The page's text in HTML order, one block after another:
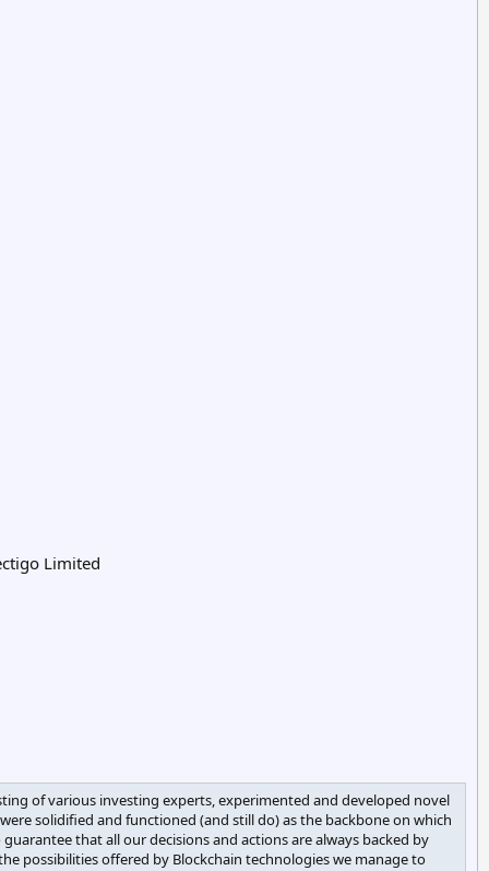
Limited
of various investing experts, experimented and developed novel
solidified and functioned (and still do) as the backbone on which
that all our decisions and actions are always backed by
possibilities offered by Blockchain technologies we manage to